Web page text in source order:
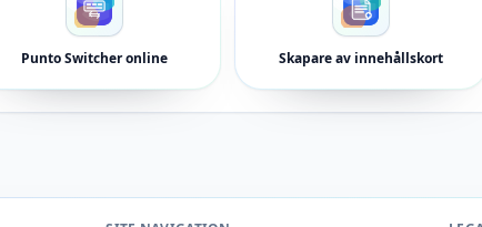
Punto Switcher online Skapare av innehållskort